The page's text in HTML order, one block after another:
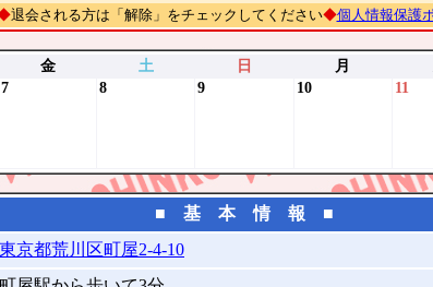
退会される方は「解除」をチェックしてください◆個人情報保護
金 土 日 月
7
8 9 10 11
■ 基 本 情 報 ■
東京都荒川区町屋2-4-10